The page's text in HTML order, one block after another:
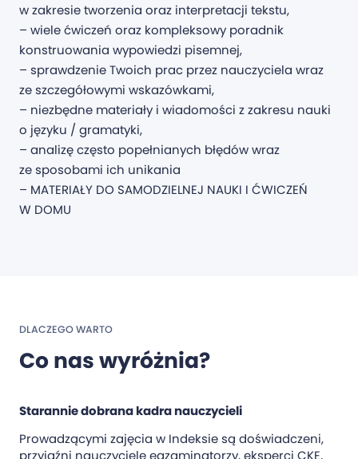
w zakresie tworzenia oraz interpretacji tekstu,
– wiele ćwiczeń oraz kompleksowy poradnik
konstruowania wypowiedzi pisemnej,
– sprawdzenie Twoich prac przez nauczyciela wraz
ze szczegółowymi wskazówkami,
– niezbędne materiały i wiadomości z zakresu nauki
o języku / gramatyki,
– analizę często popełnianych błędów wraz
ze sposobami ich unikania
– MATERIAŁY DO SAMODZIELNEJ NAUKI I ĆWICZEŃ
W DOMU
DLACZEGO WARTO
Co nas wyróżnia?
Starannie dobrana kadra nauczycieli
Prowadzącymi zajęcia w Indeksie są doświadczeni,
przyjaźni nauczyciele egzaminatorzy, eksperci CKE,